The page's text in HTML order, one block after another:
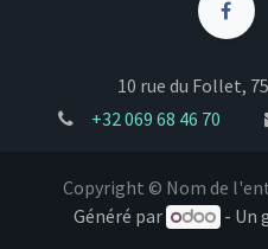
10 rue du Follet,
+32 069 68 46 70
Copyright © Nom de
Généré par - Un